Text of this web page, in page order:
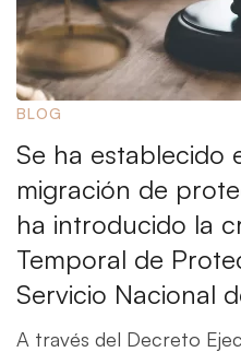
BLOG
Se ha establecido
migración de
ha introducido la
Temporal de
Servicio Nacional
A través del Decreto